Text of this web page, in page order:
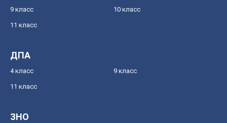
9 класс 10 класс
11 класс
ДПА
4 класс 9 класс
11 класс
ЗНО